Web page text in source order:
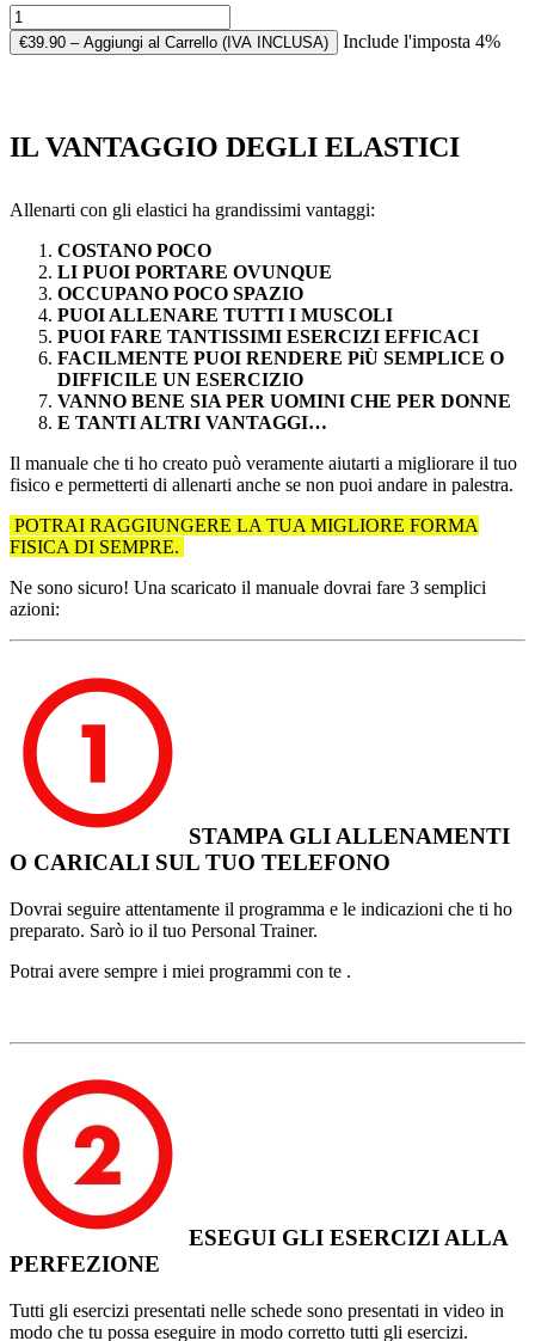
€39.90 – Aggiungi al Carrello (IVA INCLUSA) Include l'imposta 4%
IL VANTAGGIO DEGLI ELASTICI
Allenarti con gli elastici ha grandissimi vantaggi:
COSTANO POCO
LI PUOI PORTARE OVUNQUE
OCCUPANO POCO SPAZIO
PUOI ALLENARE TUTTI I MUSCOLI
PUOI FARE TANTISSIMI ESERCIZI EFFICACI
FACILMENTE PUOI RENDERE PiÙ SEMPLICE O
DIFFICILE UN ESERCIZIO
VANNO BENE SIA PER UOMINI CHE PER DONNE
E TANTI ALTRI VANTAGGI…
Il manuale che ti ho creato può veramente aiutarti a migliorare il tuo
fisico e permetterti di allenarti anche se non puoi andare in palestra.
POTRAI RAGGIUNGERE LA TUA MIGLIORE FORMA
FISICA DI SEMPRE.
Ne sono sicuro! Una scaricato il manuale dovrai fare 3 semplici
azioni:
STAMPA GLI ALLENAMENTI
O CARICALI SUL TUO TELEFONO
Dovrai seguire attentamente il programma e le indicazioni che ti ho
preparato. Sarò io il tuo Personal Trainer.
Potrai avere sempre i miei programmi con te .
ESEGUI GLI ESERCIZI ALLA
PERFEZIONE
Tutti gli esercizi presentati nelle schede sono presentati in video in
modo che tu possa eseguire in modo corretto tutti gli esercizi.